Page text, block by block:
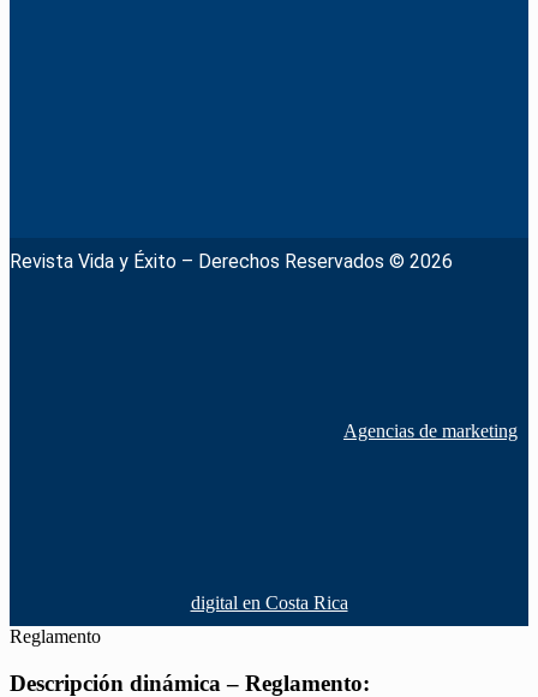
Revista Vida y Éxito – Derechos Reservados © 2026
Agencias de marketing
digital en Costa Rica
Reglamento
Descripción dinámica – Reglamento: